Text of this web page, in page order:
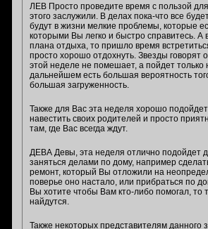
ЛЕВ Просто проведите время с пользой
этого заслужили. В делах пока-что все
будут в жизни мелкие проблемы, которые
которыми Вы легко и быстро справитесь. А
плана отдыха, то пришло время
просто хорошо отдохнуть. Звезды говорят
этой неделе не помешает, а пойдет только
дальнейшем есть большая вероятность
большая загруженность.
Также для Вас эта неделя хорошо
навестить своих родителей и просто
там, где Вас всегда ждут.
ДЕВА Девы, эта неделя отлично подойдет
заняться делами по дому, например
ремонт, который Вы отложили на
поверье оно настало, или прибраться по
Вы хотите чтобы Вам кто-либо помогал, то
найдутся.
Также некоторых представителям данного